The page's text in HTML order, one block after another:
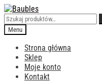
Przejdź
do
nawigacji
Przejdź
do
treści
Szukaj:
Menu
Strona główna
Sklep
Moje konto
Kontakt